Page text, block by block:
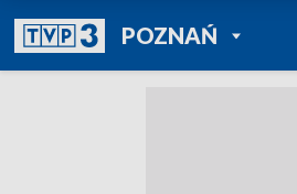
POZNAŃPOWRÓT DO
TVP REGIONY